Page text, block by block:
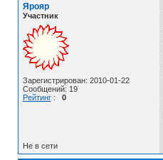
Ярояр
Участник
Зарегистрирован: 2010-01-22
Сообщений: 19
Рейтинг: 0
Не в сети